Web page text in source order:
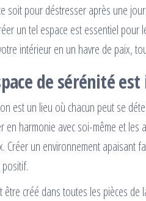
soit pour déstresser après une
un tel espace est essentiel
intérieur en un havre de paix,
de sérénité
est un lieu où chacun peut se
en harmonie avec soi-même et
Créer un environnement apaisant
être créé dans toutes les pièces